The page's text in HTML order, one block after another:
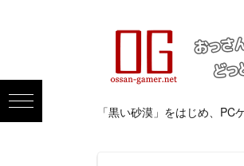
「黒い砂漠」をはじめ、